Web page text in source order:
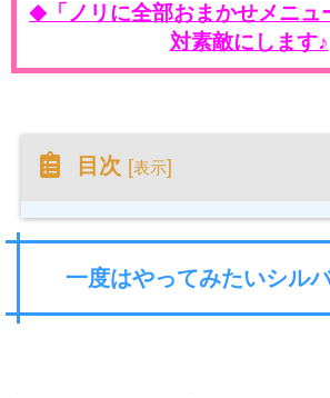
◆
「ノリに全部おまかせメニ
対素敵にします♪
目次 [表示]
一度はやってみたいシル